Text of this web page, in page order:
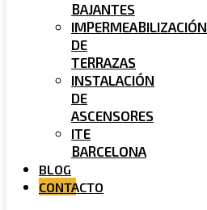
BAJANTES
IMPERMEABILIZACIÓN
DE
TERRAZAS
INSTALACIÓN
DE
ASCENSORES
ITE
BARCELONA
BLOG
CONTACTO